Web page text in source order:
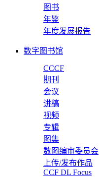
图书
年鉴
年度发展报告
数字图书馆
CCCF
期刊
会议
讲稿
视频
专辑
图集
数图编审委员会
上传/发布作品
CCF DL Focus